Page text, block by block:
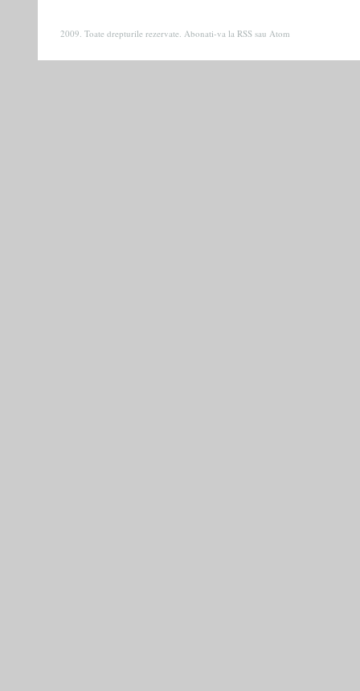
2009. Toate drepturile rezervate. Abonati-va la RSS sau Atom